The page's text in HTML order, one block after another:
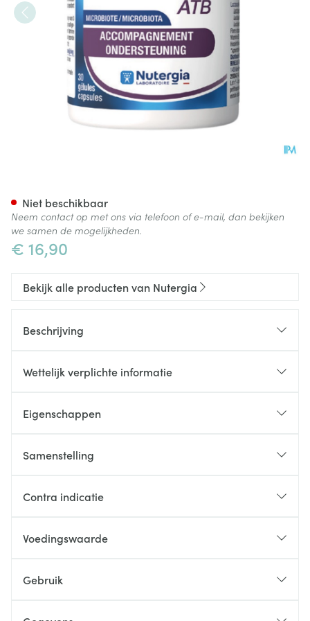
€ 16,90
Niet beschikbaar
Neem contact op met ons via telefoon of e-mail, dan bekijken
we samen de mogelijkheden.
Bekijk alle producten van Nutergia
Beschrijving
Wettelijk verplichte informatie
Eigenschappen
Samenstelling
Contra indicatie
Voedingswaarde
Gebruik